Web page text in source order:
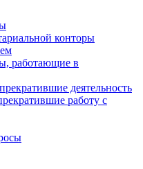
конторы
работающие в
деятельность
работу с